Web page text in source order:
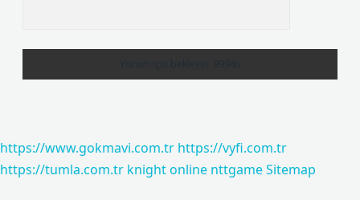
https://www.gokmavi.com.tr https://vyfi.com.tr
https://tumla.com.tr knight online nttgameSitemap